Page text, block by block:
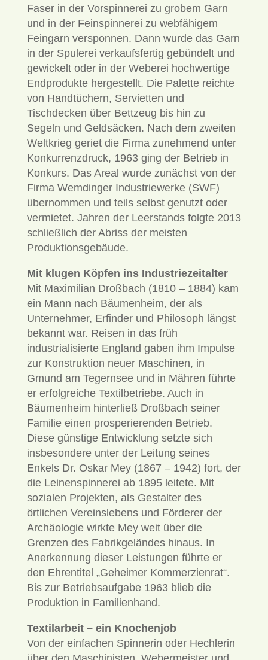
Faser in der Vorspinnerei zu grobem Garn
und in der Feinspinnerei zu webfähigem
Feingarn versponnen. Dann wurde das Garn
in der Spulerei verkaufsfertig gebündelt und
gewickelt oder in der Weberei hochwertige
Endprodukte hergestellt. Die Palette reichte
von Handtüchern, Servietten und
Tischdecken über Bettzeug bis hin zu
Segeln und Geldsäcken. Nach dem zweiten
Weltkrieg geriet die Firma zunehmend unter
Konkurrenzdruck, 1963 ging der Betrieb in
Konkurs. Das Areal wurde zunächst von der
Firma Wemdinger Industriewerke (SWF)
übernommen und teils selbst genutzt oder
vermietet. Jahren der Leerstands folgte 2013
schließlich der Abriss der meisten
Produktionsgebäude.
Mit klugen Köpfen ins Industriezeitalter
Mit Maximilian Droßbach (1810 – 1884) kam
ein Mann nach Bäumenheim, der als
Unternehmer, Erfinder und Philosoph längst
bekannt war. Reisen in das früh
industrialisierte England gaben ihm Impulse
zur Konstruktion neuer Maschinen, in
Gmund am Tegernsee und in Mähren führte
er erfolgreiche Textilbetriebe. Auch in
Bäumenheim hinterließ Droßbach seiner
Familie einen prosperierenden Betrieb.
Diese günstige Entwicklung setzte sich
insbesondere unter der Leitung seines
Enkels Dr. Oskar Mey (1867 – 1942) fort, der
die Leinenspinnerei ab 1895 leitete. Mit
sozialen Projekten, als Gestalter des
örtlichen Vereinslebens und Förderer der
Archäologie wirkte Mey weit über die
Grenzen des Fabrikgeländes hinaus. In
Anerkennung dieser Leistungen führte er
den Ehrentitel „Geheimer Kommerzienrat“.
Bis zur Betriebsaufgabe 1963 blieb die
Produktion in Familienhand.
Textilarbeit – ein Knochenjob
Von der einfachen Spinnerin oder Hechlerin